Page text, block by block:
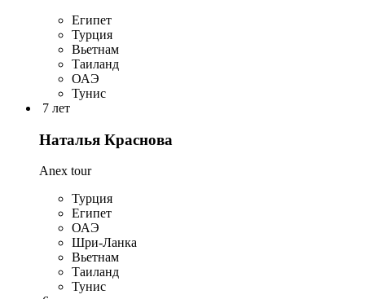
Египет
Турция
Вьетнам
Таиланд
ОАЭ
Тунис
7 лет
Наталья Краснова
Anex tour
Турция
Египет
ОАЭ
Шри-Ланка
Вьетнам
Таиланд
Тунис